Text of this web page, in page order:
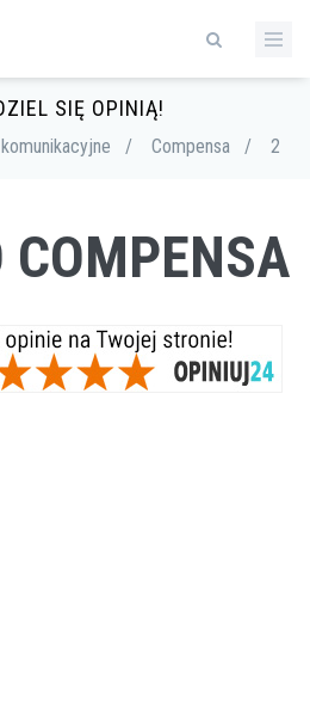
SIĘ OPINIĄ!
/ Compensa / 2
COMPENSA